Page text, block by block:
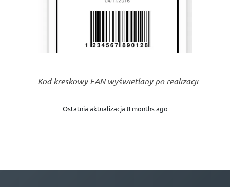
Kod kreskowy EAN wyświetlany po realizacji
Ostatnia aktualizacja 8 months ago